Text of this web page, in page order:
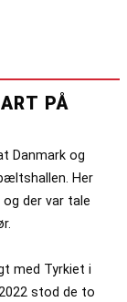
PÅ
Danmark og
Her
der var tale
med Tyrkiet i
stod de to